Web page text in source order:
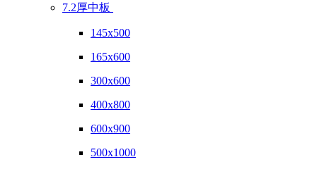
7.2厚中板
145x500
165x600
300x600
400x800
600x900
500x1000